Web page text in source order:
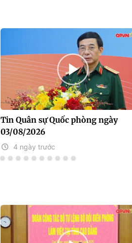
Tin Quân sự Quốc phòng ngày
03/08/2026
4 ngày trước